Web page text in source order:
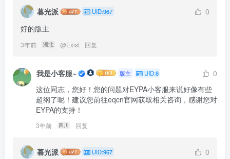
暮光派 UID:967
0
好的版主
3年前 湖北 @Exist 回复
我是小客服~ 版主 UID:8
0
这位同志，您好！您的问题对EYPA小客服来说好像有些
超纲了呢！建议您前往eqcn官网获取相关咨询，感谢您对
EYPA的支持！
3年前 四川 回复
暮光派 UID:967
0